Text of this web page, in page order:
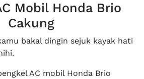
Mobil Honda Brio
Cakung
bakal dingin sejuk kayak hati
AC mobil Honda Brio